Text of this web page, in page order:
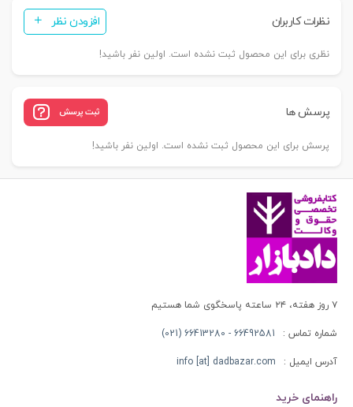
سهامی
تفرشی
عدد
نظرات کاربران افزودن نظر
نظری برای این محصول ثبت نشده است. اولین نفر باشید!
پرسش ها ثبت پرسش
پرسش برای این محصول ثبت نشده است. اولین نفر باشید!
۷ روز هفته، ۲۴ ساعته پاسخگوی شما هستیم
شماره تماس : 66492581 - 66413280 (021)
آدرس ایمیل : info [at] dadbazar.com
راهنمای خرید